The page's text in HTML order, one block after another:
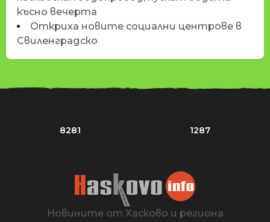
късно вечерта
Откриха новите социални центрове в
Свиленградско
8281 1287
Новините от Хасково и региона